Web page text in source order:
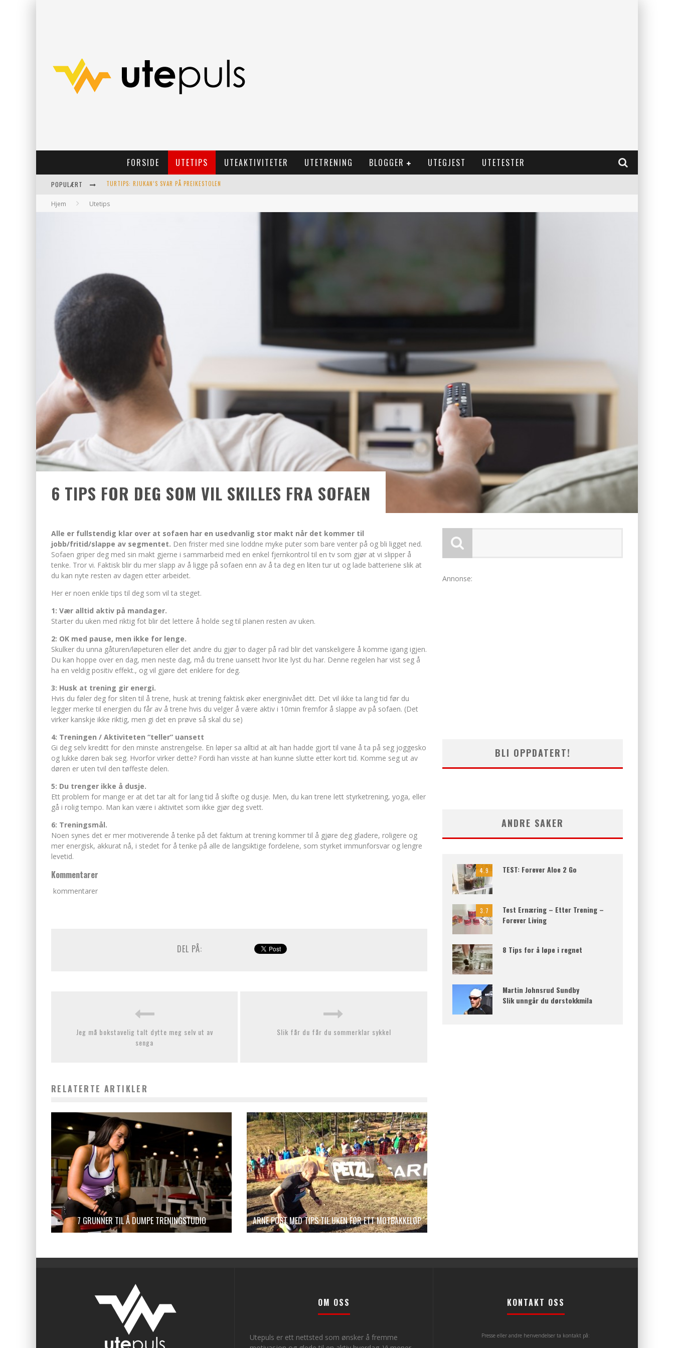
FORSIDE UTETIPS UTEAKTIVITETER UTETRENING BLOGGER UTEGJEST UTETESTER
POPULÆRT FØLER IKKE FOR Å TRENE I DAG!
8 TIPS SOM KANSKJE HJELPER
Hjem Utetips
6 TIPS FOR DEG SOM VIL SKILLES FRA SOFAEN
Alle er fullstendig klar over at sofaen har en usedvanlig stor makt når det kommer til
jobb/fritid/slappe av segmentet. Den frister med sine loddne myke puter som bare venter på og bli ligget ned.
Sofaen griper deg med sin makt gjerne i sammarbeid med en enkel fjernkontrol til en tv som gjør at vi slipper å
tenke. Tror vi. Faktisk blir du mer slapp av å ligge på sofaen enn av å ta deg en liten tur ut og lade batteriene slik at
du kan nyte resten av dagen etter arbeidet.
Her er noen enkle tips til deg som vil ta steget.
1: Vær alltid aktiv på mandager.
Starter du uken med riktig fot blir det lettere å holde seg til planen resten av uken.
2: OK med pause, men ikke for lenge.
Skulker du unna gåturen/løpeturen eller det andre du gjør to dager på rad blir det vanskeligere å komme igang igjen.
Du kan hoppe over en dag, men neste dag, må du trene uansett hvor lite lyst du har. Denne regelen har vist seg å
ha en veldig positiv effekt., og vil gjøre det enklere for deg.
3: Husk at trening gir energi.
Hvis du føler deg for sliten til å trene, husk at trening faktisk øker energinivået ditt. Det vil ikke ta lang tid før du
legger merke til energien du får av å trene hvis du velger å være aktiv i 10min fremfor å slappe av på sofaen. (Det
virker kanskje ikke riktig, men gi det en prøve så skal du se)
4: Treningen / Aktiviteten “teller” uansett
Gi deg selv kreditt for den minste anstrengelse. En løper sa alltid at alt han hadde gjort til vane å ta på seg joggesko
og lukke døren bak seg. Hvorfor virker dette? Fordi han visste at han kunne slutte etter kort tid. Komme seg ut av
døren er uten tvil den tøffeste delen.
5: Du trenger ikke å dusje.
Ett problem for mange er at det tar alt for lang tid å skifte og dusje. Men, du kan trene lett styrketrening, yoga, eller
gå i rolig tempo. Man kan være i aktivitet som ikke gjør deg svett.
6: Treningsmål.
Noen synes det er mer motiverende å tenke på det faktum at trening kommer til å gjøre deg gladere, roligere og
mer energisk, akkurat nå, i stedet for å tenke på alle de langsiktige fordelene, som styrket immunforsvar og lengre
levetid.
Kommentarer
kommentarer
DEL PÅ:
Jeg må bokstavelig talt dytte meg selv ut av
senga
Slik får du får du sommerklar sykkel
RELATERTE ARTIKLER
7 GRUNNER TIL Å DUMPE TRENINGSTUDIO ARNE POST MED TIPS TIL UKEN FØR ETT MOTBAKKELØP
Annonse:
BLI OPPDATERT!
ANDRE SAKER
4.9 TEST: Forever Aloe 2 Go
3.7
Test Ernæring – Etter Trening –
Forever Living
8 Tips for å løpe i regnet
Martin Johnsrud Sundby
Slik unngår du dørstokkmila
OM OSS
Utepuls er ett nettsted som ønsker å fremme
KONTAKT OSS
Presse eller andre henvendelser ta kontakt på: